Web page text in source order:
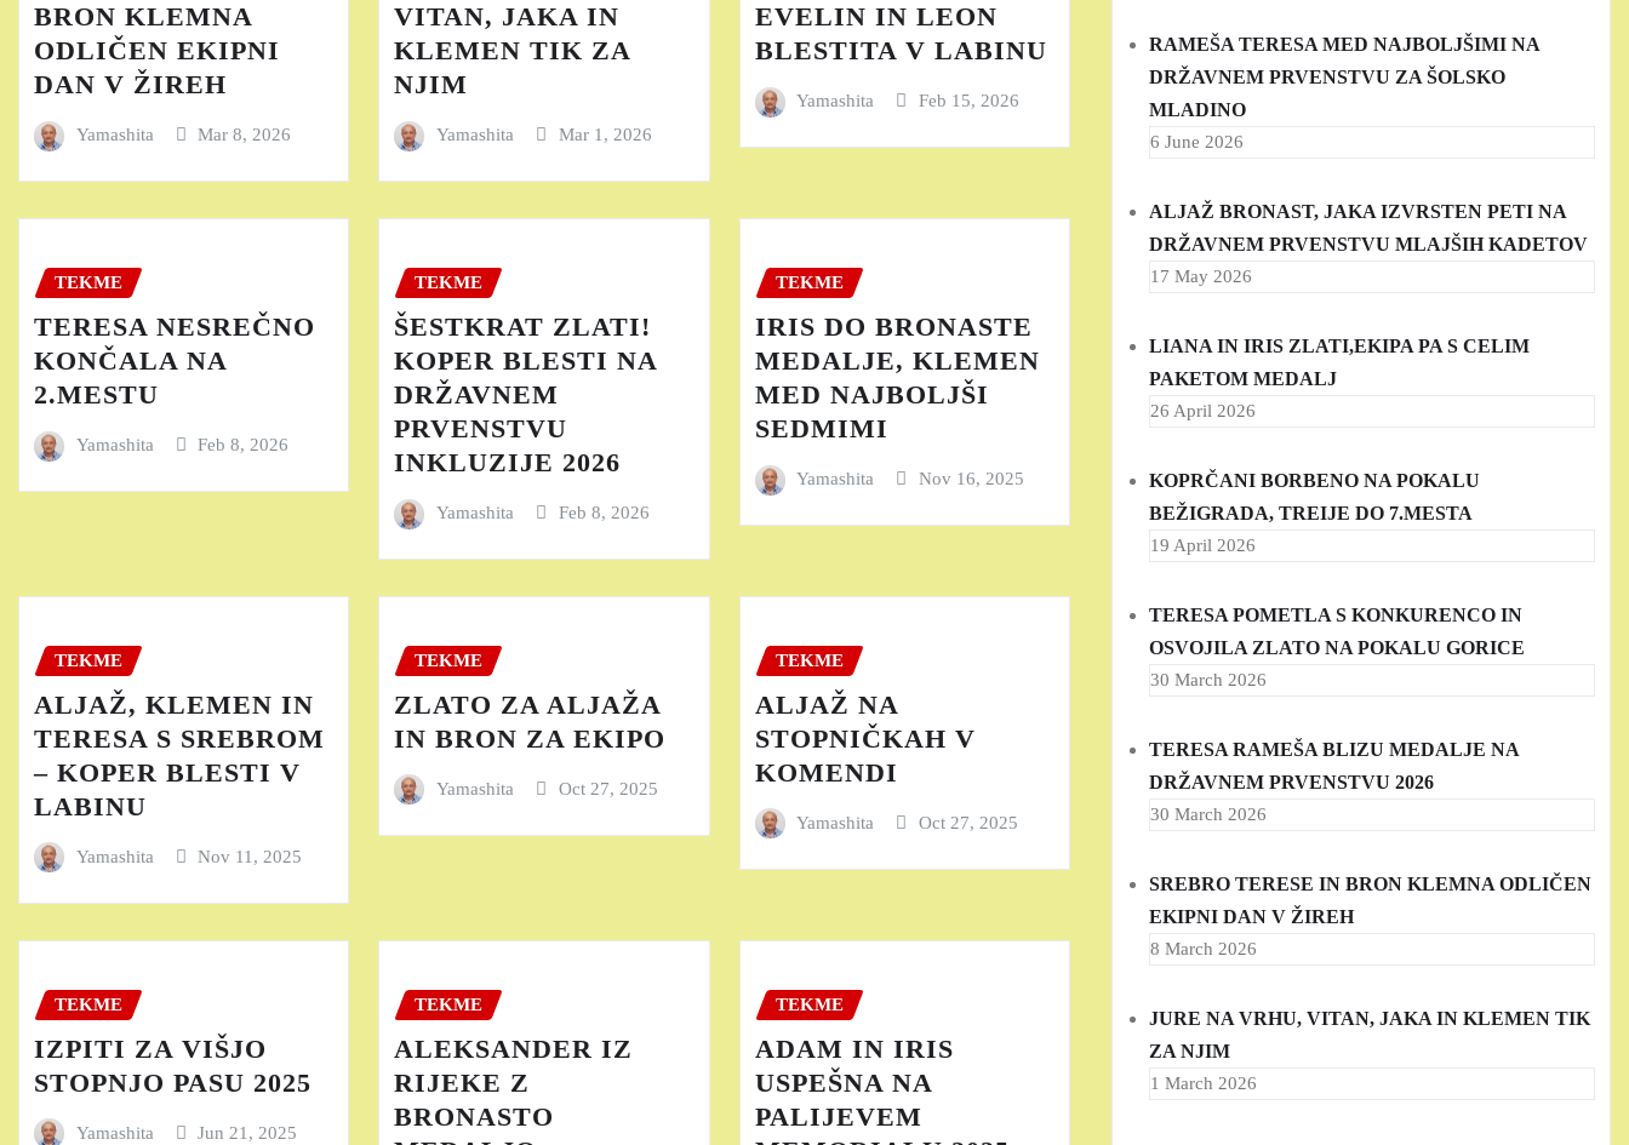
BRON KLEMNA
ODLIČEN EKIPNI
DAN V ŽIREH
Yamashita Mar 8, 2026
VITAN, JAKA IN
KLEMEN TIK ZA
NJIM
Yamashita Mar 1, 2026
EVELIN IN LEON
BLESTITA V LABINU
Yamashita Feb 15, 2026
TEKME
TERESA NESREČNO
KONČALA NA
2.MESTU
Yamashita Feb 8, 2026
TEKME
ŠESTKRAT ZLATI!
KOPER BLESTI NA
DRŽAVNEM
PRVENSTVU
INKLUZIJE 2026
Yamashita Feb 8, 2026
TEKME
IRIS DO BRONASTE
MEDALJE, KLEMEN
MED NAJBOLJŠI
SEDMIMI
Yamashita Nov 16, 2025
TEKME
ALJAŽ, KLEMEN IN
TERESA S SREBROM
– KOPER BLESTI V
LABINU
Yamashita Nov 11, 2025
TEKME
ZLATO ZA ALJAŽA
IN BRON ZA EKIPO
Yamashita Oct 27, 2025
TEKME
ALJAŽ NA
STOPNIČKAH V
KOMENDI
Yamashita Oct 27, 2025
TEKME
IZPITI ZA VIŠJO
STOPNJO PASU 2025
Yamashita Jun 21, 2025
TEKME
ALEKSANDER IZ
RIJEKE Z
BRONASTO
TEKME
ADAM IN IRIS
USPEŠNA NA
PALIJEVEM
RAMEŠA TERESA MED NAJBOLJŠIMI NA
DRŽAVNEM PRVENSTVU ZA ŠOLSKO
MLADINO
6 June 2026
ALJAŽ BRONAST, JAKA IZVRSTEN PETI NA
DRŽAVNEM PRVENSTVU MLAJŠIH KADETOV
17 May 2026
LIANA IN IRIS ZLATI,EKIPA PA S CELIM
PAKETOM MEDALJ
26 April 2026
KOPRČANI BORBENO NA POKALU
BEŽIGRADA, TREIJE DO 7.MESTA
19 April 2026
TERESA POMETLA S KONKURENCO IN
OSVOJILA ZLATO NA POKALU GORICE
30 March 2026
TERESA RAMEŠA BLIZU MEDALJE NA
DRŽAVNEM PRVENSTVU 2026
30 March 2026
SREBRO TERESE IN BRON KLEMNA ODLIČEN
EKIPNI DAN V ŽIREH
8 March 2026
JURE NA VRHU, VITAN, JAKA IN KLEMEN TIK
ZA NJIM
1 March 2026